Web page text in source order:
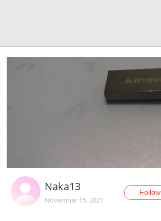
Naka13
November 15, 2021
Follow